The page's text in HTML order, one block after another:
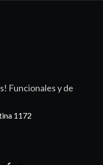
Funcionales y de
1172